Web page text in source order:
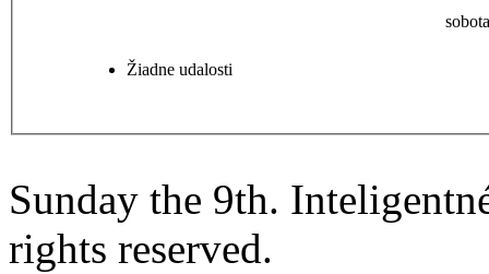
Žiadne udalosti
Sunday the 9th.
rights reserved.